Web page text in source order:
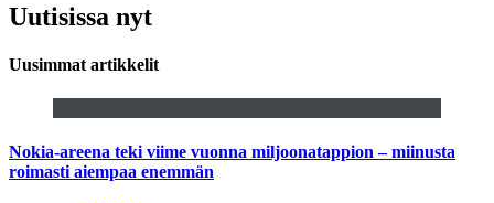
Uutisissa nyt
Uusimmat artikkelit
Nokia-areena teki viime vuonna miljoonatappion – miinusta
roimasti aiempaa enemmän